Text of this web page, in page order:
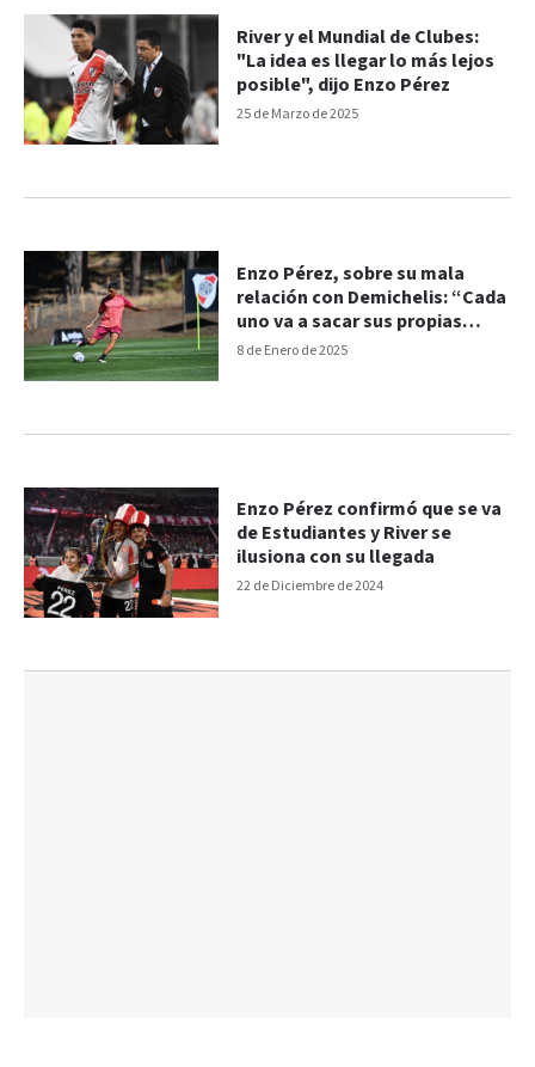
25 de Marzo de 2025
River y el Mundial de Clubes:
"La idea es llegar lo más lejos
posible", dijo Enzo Pérez
8 de Enero de 2025
Enzo Pérez, sobre su mala
relación con Demichelis: “Cada
uno va a sacar sus propias
conclusiones"
22 de Diciembre de 2024
Enzo Pérez confirmó que se va
de Estudiantes y River se
ilusiona con su llegada